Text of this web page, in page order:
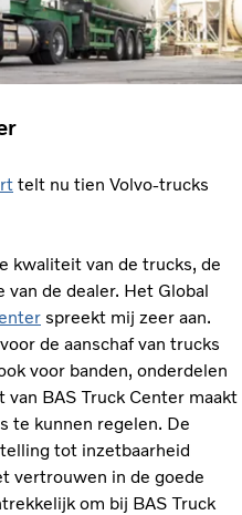
telt nu tien Volvo-trucks
kwaliteit van de trucks, de
de dealer. Het Global
spreekt mij zeer aan.
de aanschaf van trucks
voor banden, onderdelen
BAS Truck Center maakt
te kunnen regelen. De
tot inzetbaarheid
vertrouwen in de goede
om bij BAS Truck